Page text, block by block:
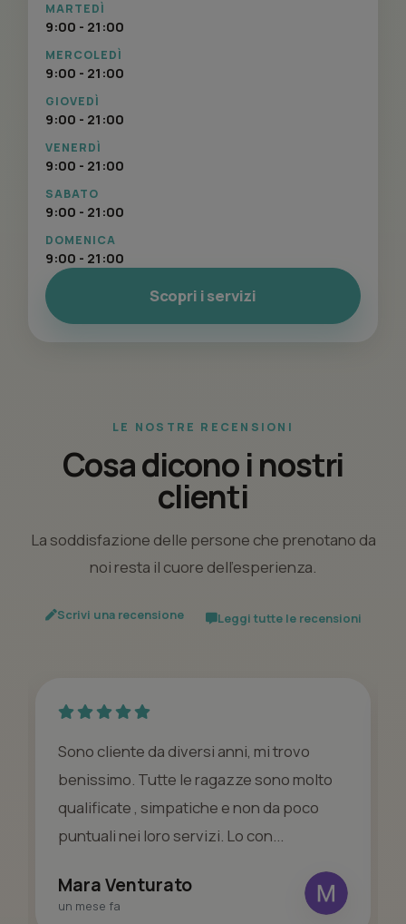
MARTEDÌ
9:00 - 21:00
MERCOLEDÌ
9:00 - 21:00
GIOVEDÌ
9:00 - 21:00
VENERDÌ
9:00 - 21:00
SABATO
9:00 - 21:00
DOMENICA
9:00 - 21:00
Scopri i servizi
LE NOSTRE RECENSIONI
Cosa dicono i nostri
clienti
La soddisfazione delle persone che prenotano da
noi resta il cuore dell’esperienza.
Scrivi una recensione Leggi tutte le recensioni
Sono cliente da diversi anni, mi trovo
benissimo. Tutte le ragazze sono molto
qualificate , simpatiche e non da poco
puntuali nei loro servizi. Lo con...
Mara Venturato
un mese fa